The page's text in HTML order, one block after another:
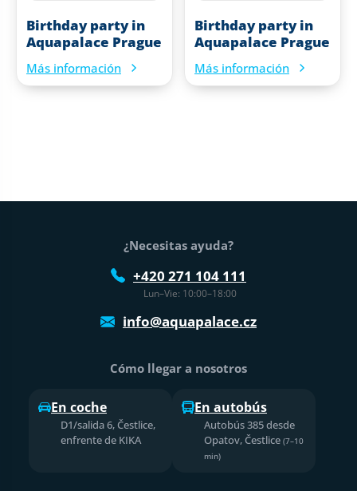
Birthday party in
Aquapalace Prague
Más información
Birthday party in
Aquapalace Prague
Más información
Pie de página
¿Necesitas ayuda?
+420 271 104 111
Lun–Vie: 10:00–18:00
info@aquapalace.cz
Cómo llegar a nosotros
En coche
D1/salida 6, Čestlice,
enfrente de KIKA
En autobús
Autobús 385 desde
Opatov, Čestlice (7–10
min)